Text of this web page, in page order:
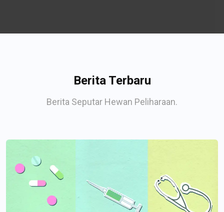
Berita Terbaru
Berita Seputar Hewan Peliharaan.